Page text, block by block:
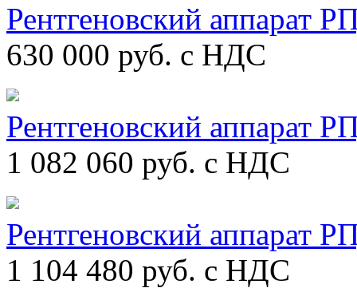
Рентгеновский аппарат
630 000 руб. с НДС
Рентгеновский аппарат
1 082 060 руб. с НДС
Рентгеновский аппарат
1 104 480 руб. с НДС